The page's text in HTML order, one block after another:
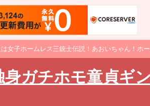
子ホームレス三銃士伝説！あおいちゃん！ホ
ガチホモ童貞ギ